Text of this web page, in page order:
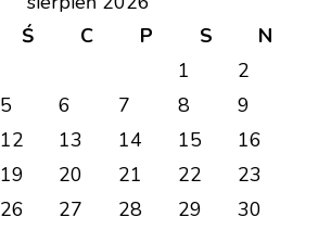
Ś C P S
N
1
2
5 6 7 8
9
12 13 14 15
16
19 20 21 22
23
26 27 28 29
30